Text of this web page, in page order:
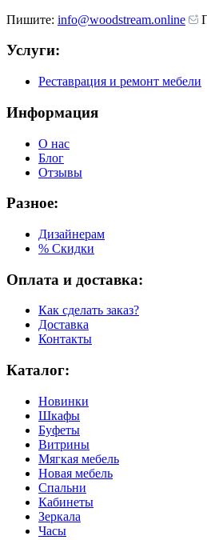
Пишите: info@woodstream.online
Услуги:
Реставрация и ремонт мебели
Информация
О нас
Блог
Отзывы
Разное:
Дизайнерам
% Скидки
Оплата и доставка:
Как сделать заказ?
Доставка
Контакты
Каталог:
Новинки
Шкафы
Буфеты
Витрины
Мягкая мебель
Новая мебель
Спальни
Кабинеты
Зеркала
Часы